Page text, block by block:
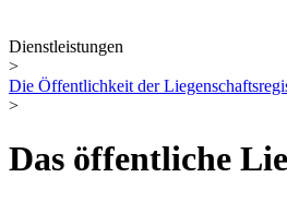
Dienstleistungen
>
Die Öffentlichkeit der
>
Das öffentliche